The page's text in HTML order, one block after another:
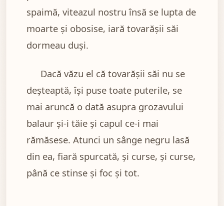
spaimă, viteazul nostru însă se lupta de
moarte şi obosise, iară tovarăşii săi
dormeau duşi.
Dacă văzu el că tovarăşii săi nu se
deşteaptă, îşi puse toate puterile, se
mai aruncă o dată asupra grozavului
balaur şi-i tăie şi capul ce-i mai
rămăsese. Atunci un sânge negru lasă
din ea, fiară spurcată, şi curse, şi curse,
până ce stinse şi foc şi tot.